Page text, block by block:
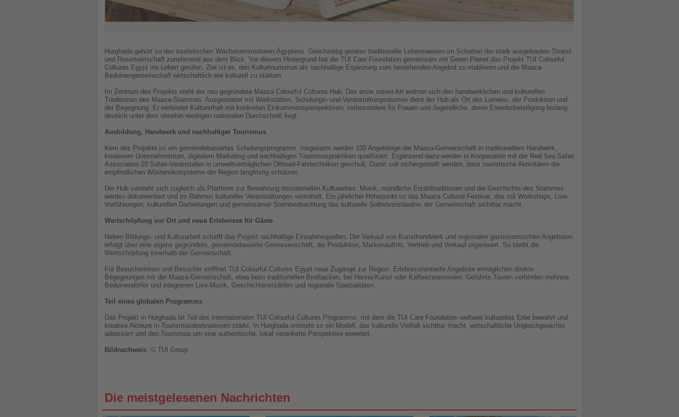
Hurghada gehört zu den touristischen Wachstumsmotoren Ägyptens. Gleichzeitig geraten traditionelle Lebensweisen im Schatten der stark ausgebauten Strand-
und Resortwirtschaft zunehmend aus dem Blick. Vor diesem Hintergrund hat die TUI Care Foundation gemeinsam mit Green Planet das Projekt TUI Colourful
Cultures Egypt ins Leben gerufen. Ziel ist es, den Kulturtourismus als nachhaltige Ergänzung zum bestehenden Angebot zu etablieren und die Maaza-
Beduinengemeinschaft wirtschaftlich wie kulturell zu stärken.
Im Zentrum des Projekts steht der neu gegründete Maaza Colourful Cultures Hub. Das erste seiner Art widmet sich den handwerklichen und kulturellen
Traditionen des Maaza-Stammes. Ausgestattet mit Werkstätten, Schulungs- und Veranstaltungsräumen dient der Hub als Ort des Lernens, der Produktion und
der Begegnung. Er verbindet Kulturerhalt mit konkreten Einkommensperspektiven, insbesondere für Frauen und Jugendliche, deren Erwerbsbeteiligung bislang
deutlich unter dem ohnehin niedrigen nationalen Durchschnitt liegt.
Ausbildung, Handwerk und nachhaltiger Tourismus
Kern des Projekts ist ein gemeindebasiertes Schulungsprogramm. Insgesamt werden 100 Angehörige der Maaza-Gemeinschaft in traditionellem Handwerk,
kreativem Unternehmertum, digitalem Marketing und nachhaltigen Tourismuspraktiken qualifiziert. Ergänzend dazu werden in Kooperation mit der Red Sea Safari
Association 20 Safari-Veranstalter in umweltverträglichen Offroad-Fahrtechniken geschult. Damit soll sichergestellt werden, dass touristische Aktivitäten die
empfindlichen Wüstenökosysteme der Region langfristig schützen.
Der Hub versteht sich zugleich als Plattform zur Bewahrung immateriellen Kulturerbes. Musik, mündliche Erzähltraditionen und die Geschichte des Stammes
werden dokumentiert und im Rahmen kultureller Veranstaltungen vermittelt. Ein jährlicher Höhepunkt ist das Maaza Cultural Festival, das mit Workshops, Live-
Vorführungen, kulturellen Darbietungen und gemeinsamer Sternbeobachtung das kulturelle Selbstverständnis der Gemeinschaft sichtbar macht.
Wertschöpfung vor Ort und neue Erlebnisse für Gäste
Neben Bildungs- und Kulturarbeit schafft das Projekt nachhaltige Einnahmequellen. Der Verkauf von Kunsthandwerk und regionalen gastronomischen Angeboten
erfolgt über eine eigens gegründete, gemeindebasierte Genossenschaft, die Produktion, Markenauftritt, Vertrieb und Verkauf organisiert. So bleibt die
Wertschöpfung innerhalb der Gemeinschaft.
Für Besucherinnen und Besucher eröffnet TUI Colourful Cultures Egypt neue Zugänge zur Region. Erlebnisorientierte Angebote ermöglichen direkte
Begegnungen mit der Maaza-Gemeinschaft, etwa beim traditionellen Brotbacken, bei Henna-Kunst oder Kaffeezeremonien. Geführte Touren verbinden mehrere
Beduinendörfer und integrieren Live-Musik, Geschichtenerzählen und regionale Spezialitäten.
Teil eines globalen Programms
Das Projekt in Hurghada ist Teil des internationalen TUI Colourful Cultures Programms, mit dem die TUI Care Foundation weltweit kulturelles Erbe bewahrt und
kreative Akteure in Tourismusdestinationen stärkt. In Hurghada entsteht so ein Modell, das kulturelle Vielfalt sichtbar macht, wirtschaftliche Ungleichgewichte
adressiert und den Tourismus um eine authentische, lokal verankerte Perspektive erweitert.
Bildnachweis: © TUI Group
Die meistgelesenen Nachrichten